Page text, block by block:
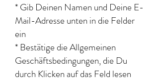
* Gib Deinen Namen und Deine E-
Mail-Adresse unten in die Felder
ein
* Bestätige die Allgemeinen
Geschäftsbedingungen, die Du
durch Klicken auf das Feld lesen